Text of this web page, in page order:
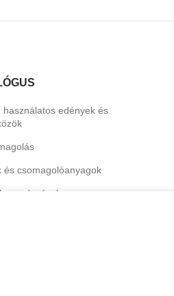
használatos edények és
és csomagolóanyagok